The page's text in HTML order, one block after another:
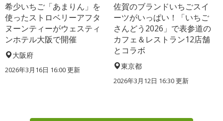
希少いちご「あまりん」を
使ったストロベリーアフタ
ヌーンティーがウェスティ
ンホテル大阪で開催
大阪府
2026年3月16日 16:00 更新
佐賀のブランドいちごスイ
ーツがいっぱい！「いちご
さんどう2026」で表参道の
カフェ＆レストラン12店舗
とコラボ
東京都
2026年3月12日 16:30 更新